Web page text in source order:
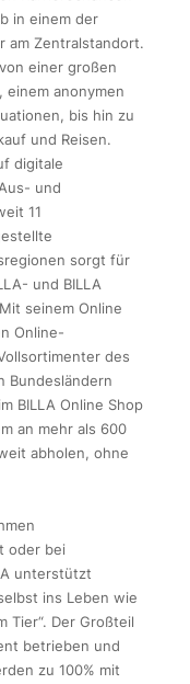
in einem der
am Zentralstandort.
einer großen
einem anonymen
bis hin zu
und Reisen.
digitale
und
11
sorgt für
und BILLA
seinem Online
Online-
des
Bundesländern
BILLA Online Shop
an mehr als 600
abholen, ohne
oder bei
unterstützt
ins Leben wie
Tier“. Der Großteil
betrieben und
zu 100% mit